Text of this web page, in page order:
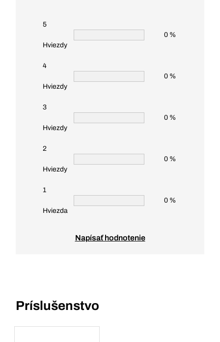
5
Hviezdy
0 %
4
Hviezdy
0 %
3
Hviezdy
0 %
2
Hviezdy
0 %
1
Hviezda
0 %
Napísať hodnotenie
Príslušenstvo